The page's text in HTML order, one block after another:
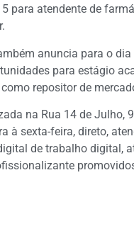
para atendente de
anuncia para o
para estágio
repositor de
na Rua 14 de Julho,
à sexta-feira, direto,
de trabalho digital,